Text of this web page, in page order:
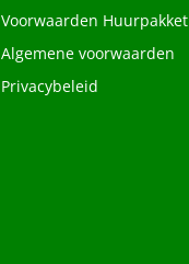
Voorwaarden Huurpakket
Algemene voorwaarden
Privacybeleid